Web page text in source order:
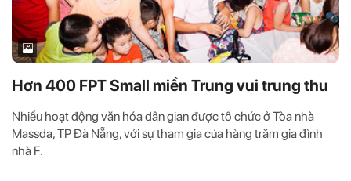
Hơn 400 FPT Small miền Trung vui trung thu
Nhiều hoạt động văn hóa dân gian được tổ chức ở Tòa nhà
Massda, TP Đà Nẵng, với sự tham gia của hàng trăm gia đình
nhà F.